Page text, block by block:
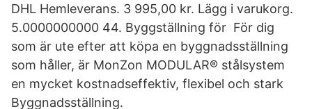
DHL Hemleverans. 3 995,00 kr. Lägg i varukorg.
5.0000000000 44. Byggställning för För dig
som är ute efter att köpa en byggnadsställning
som håller, är MonZon MODULAR® stålsystem
en mycket kostnadseffektiv, flexibel och stark
Byggnadsställning.